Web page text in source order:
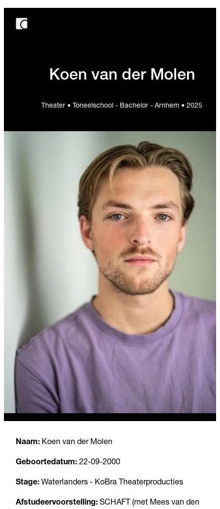
Koen van der Molen
Theater • Toneelschool - Bachelor - Arnhem • 2025
Naam: Koen van der Molen
Geboortedatum: 22-09-2000
Stage: Waterlanders - KoBra Theaterproducties
Afstudeervoorstelling: SCHAFT (met Mees van den